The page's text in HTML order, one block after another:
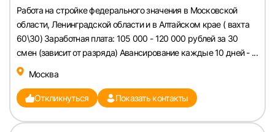
вакансии с контактами и оставлять отклики
E-mail или Телефон
Работа на стройке федерального значения в Московской
области, Ленинградской области и в Алтайском крае ( вахта
60\30) Заработная плата: 105 000 - 120 000 рублей за 30
смен (зависит от разряда) Авансирование каждые 10 дней - ...
Москва
Откликнуться Показать контакты